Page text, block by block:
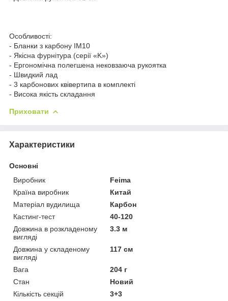
Особливості:
- Бланки з карбону IM10
- Якісна фурнітура (серії «K»)
- Ергономічна полегшена нековзаюча рукоятка
- Швидкий лад
- 3 карбонових квівертипа в комплекті
- Висока якість складання
Приховати
Характеристики
Основні
Виробник
Feima
Країна виробник
Китай
Матеріал вудилища
Карбон
Кастинг-тест
40-120
Довжина в розкладеному
вигляді
3.3 м
Довжина у складеному
вигляді
117 см
Вага
204 г
Стан
Новий
Кількість секцій
3+3